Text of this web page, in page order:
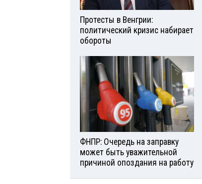
Протесты в Венгрии:
политический кризис набирает
обороты
ФНПР: Очередь на заправку
может быть уважительной
причиной опоздания на работу